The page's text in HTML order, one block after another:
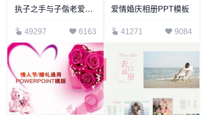
执子之手与子偕老爱情婚庆电子相册通用PPT模板
49297 6163
爱情婚庆相册PPT模板
41271 9084